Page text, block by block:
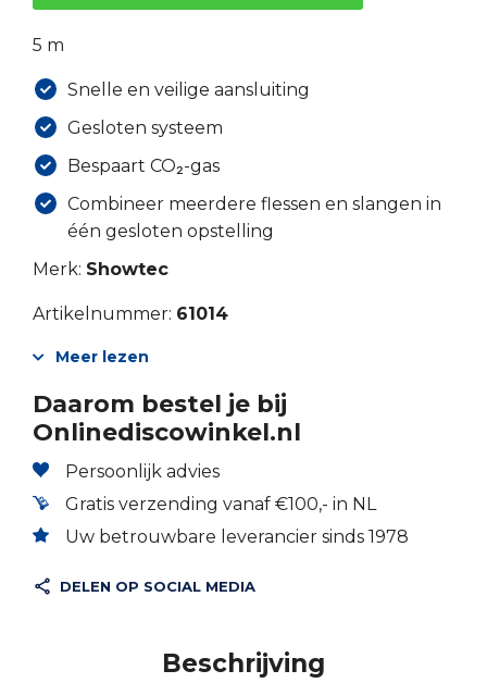
5 m
Snelle en veilige aansluiting
Gesloten systeem
Bespaart CO₂-gas
Combineer meerdere flessen en slangen in
één gesloten opstelling
Merk: Showtec
Artikelnummer: 61014
Meer lezen
Daarom bestel je bij
Onlinediscowinkel.nl
Persoonlijk advies
Gratis verzending vanaf €100,- in NL
Uw betrouwbare leverancier sinds 1978
DELEN OP SOCIAL MEDIA
Beschrijving